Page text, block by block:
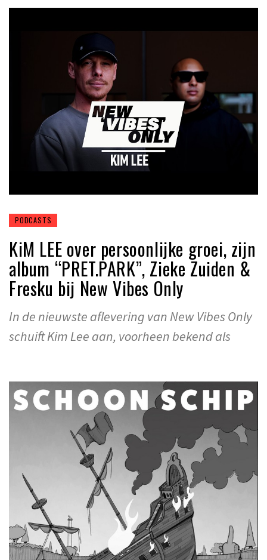
PODCASTS
KiM LEE over persoonlijke groei, zijn
album “PRET.PARK”, Zieke Zuiden &
Fresku bij New Vibes Only
In de nieuwste aflevering van New Vibes Only
schuift Kim Lee aan, voorheen bekend als